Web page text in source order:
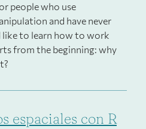
people who use
and have never
to learn how to work
from the beginning: why
espaciales con R